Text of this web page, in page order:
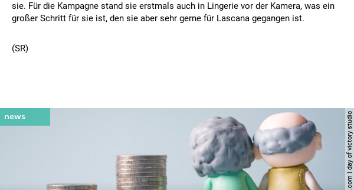
sie. Für die Kampagne stand sie erstmals auch in Lingerie vor der Kamera, was ein
großer Schritt für sie ist, den sie aber sehr gerne für Lascana gegangen ist.
(SR)